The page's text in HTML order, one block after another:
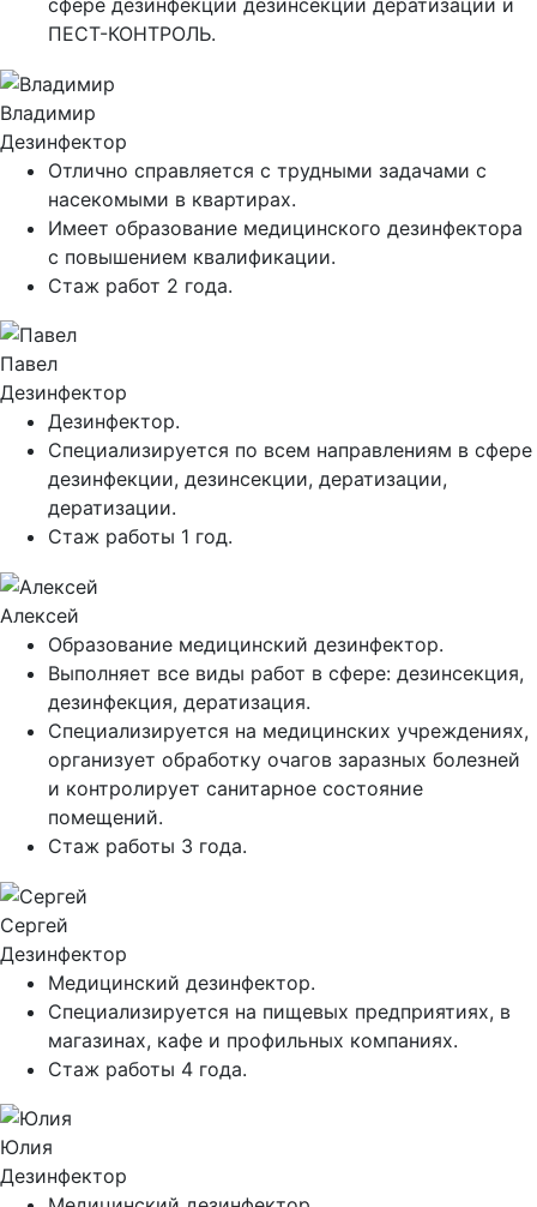
сфере дезинфекции дезинсекции дератизации и
ПЕСТ-КОНТРОЛЬ.
Владимир
Дезинфектор
Отлично справляется с трудными задачами с
насекомыми в квартирах.
Имеет образование медицинского дезинфектора
с повышением квалификации.
Стаж работ 2 года.
Павел
Дезинфектор
Дезинфектор.
Специализируется по всем направлениям в сфере
дезинфекции, дезинсекции, дератизации,
дератизации.
Стаж работы 1 год.
Алексей
Образование медицинский дезинфектор.
Выполняет все виды работ в сфере: дезинсекция,
дезинфекция, дератизация.
Специализируется на медицинских учреждениях,
организует обработку очагов заразных болезней
и контролирует санитарное состояние
помещений.
Стаж работы 3 года.
Сергей
Дезинфектор
Медицинский дезинфектор.
Специализируется на пищевых предприятиях, в
магазинах, кафе и профильных компаниях.
Стаж работы 4 года.
Юлия
Дезинфектор